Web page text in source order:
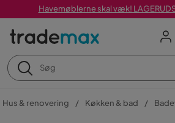
Havemøblerne skal væk!
Hus & renovering Køkken & bad